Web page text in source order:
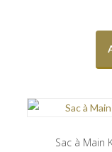
Sac à Main